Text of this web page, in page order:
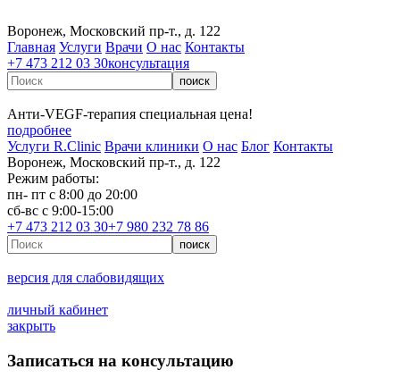
Воронеж, Московский пр-т., д. 122
Главная Услуги Врачи О нас Контакты
+7 473 212 03 30консультация
Анти‑VEGF‑терапия специальная цена!
подробнее
Услуги R.Clinic Врачи клиники О нас Блог Контакты
Воронеж, Московский пр-т., д. 122
Режим работы:
пн- пт с 8:00 до 20:00
сб-вс с 9:00-15:00
+7 473 212 03 30+7 980 232 78 86
версия для слабовидящих
личный кабинет
закрыть
Записаться на консультацию